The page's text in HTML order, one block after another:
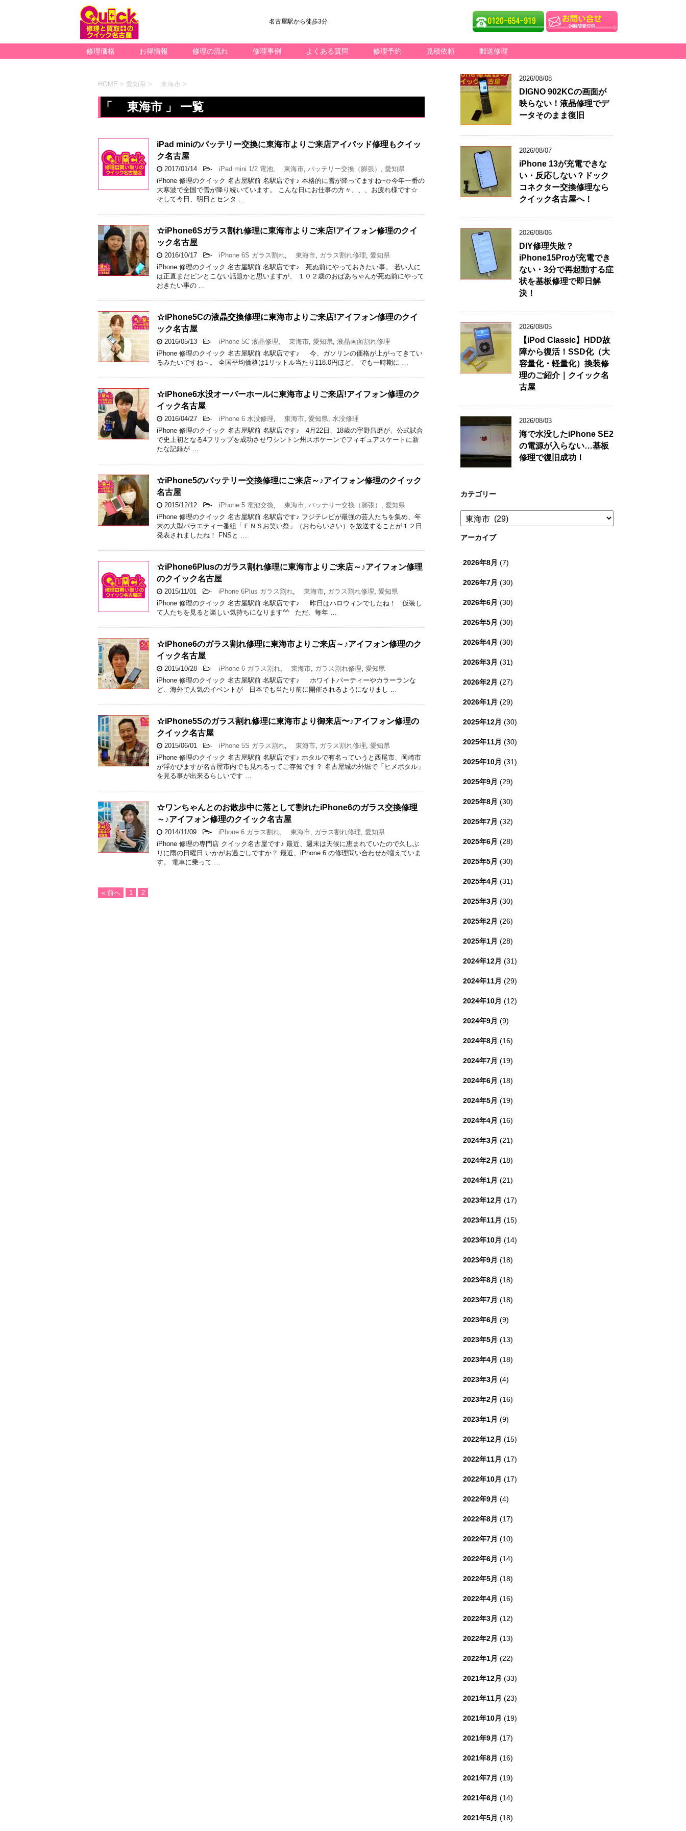
名古屋駅から徒歩3分
修理価格 お得情報 修理の流れ 修理事例 よくある質問 修理予約 見積依頼 郵送修理
HOME > 愛知県 > 東海市 >
「 東海市 」 一覧
iPad miniのバッテリー交換に東海市よりご来店アイパッド修理もクイッ
ク名古屋
2017/01/14 - iPad mini 1/2 電池, 東海市, バッテリー交換（膨張） , 愛知県
iPhone 修理のクイック 名古屋駅前 名駅店です♪ 本格的に雪が降ってますね~⛄今年一番の
大寒波で全国で雪が降り続いています。 こんな日にお仕事の方々、、、お疲れ様です☆
そして今日、明日とセンタ …
☆iPhone6Sガラス割れ修理に東海市よりご来店!アイフォン修理のクイ
ック名古屋
2016/10/17 - iPhone 6S ガラス割れ, 東海市, ガラス割れ修理, 愛知県
iPhone 修理のクイック 名古屋駅前 名駅店です♪ 死ぬ前にやっておきたい事。 若い人に
は正直まだピンとこない話題かと思いますが、 １０２歳のおばあちゃんが死ぬ前にやって
おきたい事の …
☆iPhone5Cの液晶交換修理に東海市よりご来店!アイフォン修理のクイ
ック名古屋
2016/05/13 - iPhone 5C 液晶修理, 東海市, 愛知県, 液晶画面割れ修理
iPhone 修理のクイック 名古屋駅前 名駅店です♪ 今、ガソリンの価格が上がってきてい
るみたいですね～。 全国平均価格は1リットル当たり118.0円ほど。 でも一時期に …
☆iPhone6水没オーバーホールに東海市よりご来店!アイフォン修理のク
イック名古屋
2016/04/27 - iPhone 6 水没修理, 東海市, 愛知県, 水没修理
iPhone 修理のクイック 名古屋駅前 名駅店です♪ 4月22日、18歳の宇野昌磨が、公式試合
で史上初となる4フリップを成功させワシントン州スポケーンでフィギュアスケートに新
たな記録が …
☆iPhone5のバッテリー交換修理にご来店～♪アイフォン修理のクイック
名古屋
2015/12/12 - iPhone 5 電池交換, 東海市, バッテリー交換（膨張） , 愛知県
iPhone 修理のクイック 名古屋駅前 名駅店です♪ フジテレビが最強の芸人たちを集め、年
末の大型バラエティー番組「ＦＮＳお笑い祭」（おわらいさい）を放送することが１２日
発表されましたね！ FNSと …
☆iPhone6Plusのガラス割れ修理に東海市よりご来店～♪アイフォン修理
のクイック名古屋
2015/11/01 - iPhone 6Plus ガラス割れ, 東海市, ガラス割れ修理, 愛知県
iPhone 修理のクイック 名古屋駅前 名駅店です♪ 昨日はハロウィンでしたね！ 仮装し
て人たちを見ると楽しい気持ちになります^^ ただ、毎年 …
☆iPhone6のガラス割れ修理に東海市よりご来店～♪アイフォン修理のク
イック名古屋
2015/10/28 - iPhone 6 ガラス割れ, 東海市, ガラス割れ修理, 愛知県
iPhone 修理のクイック 名古屋駅前 名駅店です♪ ホワイトパーティーやカラーランな
ど、海外で人気のイベントが 日本でも当たり前に開催されるようになりまし …
☆iPhone5Sのガラス割れ修理に東海市より御来店〜♪アイフォン修理の
クイック名古屋
2015/06/01 - iPhone 5S ガラス割れ, 東海市, ガラス割れ修理, 愛知県
iPhone 修理のクイック 名古屋駅前 名駅店です♪ ホタルで有名っていうと西尾市、岡崎市
が浮かびますが名古屋市内でも見れるってご存知です？ 名古屋城の外堀で「ヒメボタル」
を見る事が出来るらしいです …
☆ワンちゃんとのお散歩中に落として割れたiPhone6のガラス交換修理
～♪アイフォン修理のクイック名古屋
2014/11/09 - iPhone 6 ガラス割れ, 東海市, ガラス割れ修理, 愛知県
iPhone 修理の専門店 クイック名古屋です♪ 最近、週末は天候に恵まれていたので久しぶ
りに雨の日曜日 いかがお過ごしですか？ 最近、iPhone 6 の修理問い合わせが増えていま
す。 電車に乗って …
« 前へ 1 2
2026/08/08
DIGNO 902KCの画面が
映らない！液晶修理でデ
ータそのまま復旧
2026/08/07
iPhone 13が充電できな
い・反応しない？ドック
コネクター交換修理なら
クイック名古屋へ！
2026/08/06
DIY修理失敗？
iPhone15Proが充電でき
ない・3分で再起動する症
状を基板修理で即日解
決！
2026/08/05
【iPod Classic】HDD故
障から復活！SSD化（大
容量化・軽量化）換装修
理のご紹介｜クイック名
古屋
2026/08/03
海で水没したiPhone SE2
の電源が入らない…基板
修理で復旧成功！
カテゴリー
カ
テ
ゴ
アーカイブ
2026年8月 (7)
2026年7月 (30)
2026年6月 (30)
2026年5月 (30)
2026年4月 (30)
2026年3月 (31)
2026年2月 (27)
2026年1月 (29)
2025年12月 (30)
2025年11月 (30)
2025年10月 (31)
2025年9月 (29)
2025年8月 (30)
2025年7月 (32)
2025年6月 (28)
2025年5月 (30)
2025年4月 (31)
2025年3月 (30)
2025年2月 (26)
2025年1月 (28)
2024年12月 (31)
2024年11月 (29)
2024年10月 (12)
2024年9月 (9)
2024年8月 (16)
2024年7月 (19)
2024年6月 (18)
2024年5月 (19)
2024年4月 (16)
2024年3月 (21)
2024年2月 (18)
2024年1月 (21)
2023年12月 (17)
2023年11月 (15)
2023年10月 (14)
2023年9月 (18)
2023年8月 (18)
2023年7月 (18)
2023年6月 (9)
2023年5月 (13)
2023年4月 (18)
2023年3月 (4)
2023年2月 (16)
2023年1月 (9)
2022年12月 (15)
2022年11月 (17)
2022年10月 (17)
2022年9月 (4)
2022年8月 (17)
2022年7月 (10)
2022年6月 (14)
2022年5月 (18)
2022年4月 (16)
2022年3月 (12)
2022年2月 (13)
2022年1月 (22)
2021年12月 (33)
2021年11月 (23)
2021年10月 (19)
2021年9月 (17)
2021年8月 (16)
2021年7月 (19)
2021年6月 (14)
2021年5月 (18)